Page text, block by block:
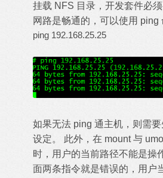
挂载 NFS 目录，开发套件必
网路是畅通的，可以使用 ping
ping 192.168.25.25
如果无法 ping 通主机，则需
设定。 此外，在 mount 与
时，用户的当前路径不能是操
面两条指令就是错误的，用户